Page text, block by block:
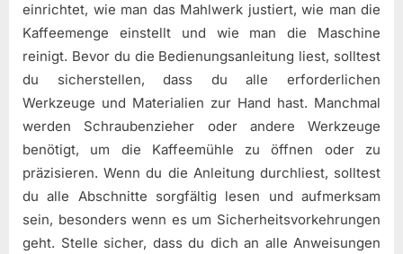
einrichtet, wie man das Mahlwerk justiert, wie man die
Kaffeemenge einstellt und wie man die Maschine
reinigt. Bevor du die Bedienungsanleitung liest, solltest
du sicherstellen, dass du alle erforderlichen
Werkzeuge und Materialien zur Hand hast. Manchmal
werden Schraubenzieher oder andere Werkzeuge
benötigt, um die Kaffeemühle zu öffnen oder zu
präzisieren. Wenn du die Anleitung durchliest, solltest
du alle Abschnitte sorgfältig lesen und aufmerksam
sein, besonders wenn es um Sicherheitsvorkehrungen
geht. Stelle sicher, dass du dich an alle Anweisungen